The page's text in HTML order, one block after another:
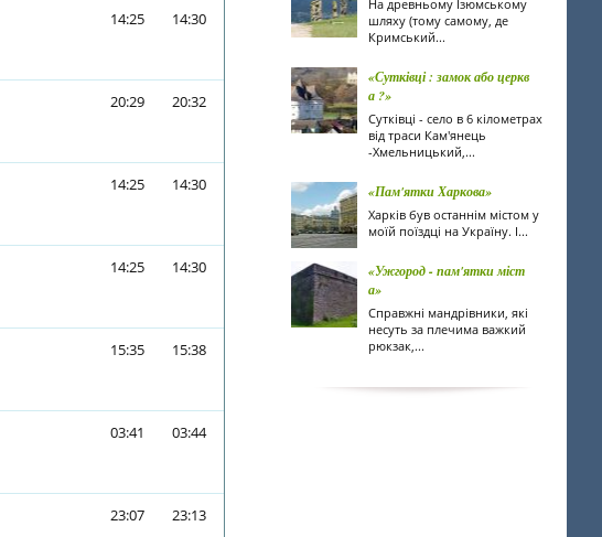
14:25 14:30
20:29 20:32
14:25 14:30
14:25 14:30
15:35 15:38
03:41 03:44
23:07 23:13
На древньому Ізюмському
шляху (тому самому, де
Кримський...
«Сутківці : замок або церкв
а ?»
Сутківці - село в 6 кілометрах
від траси Кам'янець
-Хмельницький,...
«Пам'ятки Харкова»
Харків був останнім містом у
моїй поїздці на Україну. І...
«Ужгород - пам'ятки міст
а»
Справжні мандрівники, які
несуть за плечима важкий
рюкзак,...